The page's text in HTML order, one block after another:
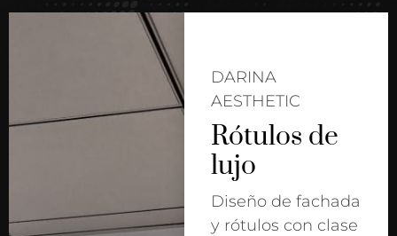
DARINA
AESTHETIC
Rótulos de
lujo
Diseño de fachada
y rótulos con clase